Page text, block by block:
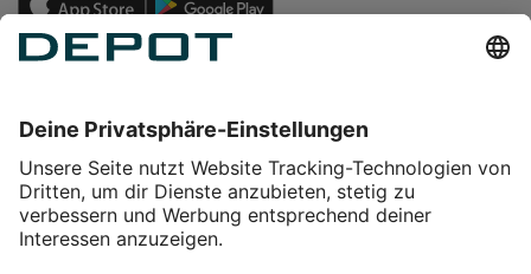
Service
Über DEPOT